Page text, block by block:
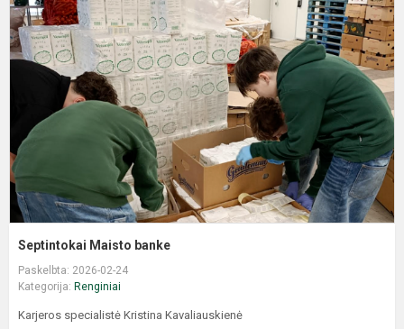
Septintokai Maisto banke
Paskelbta: 2026-02-24
Kategorija: Renginiai
Karjeros specialistė Kristina Kavaliauskienė